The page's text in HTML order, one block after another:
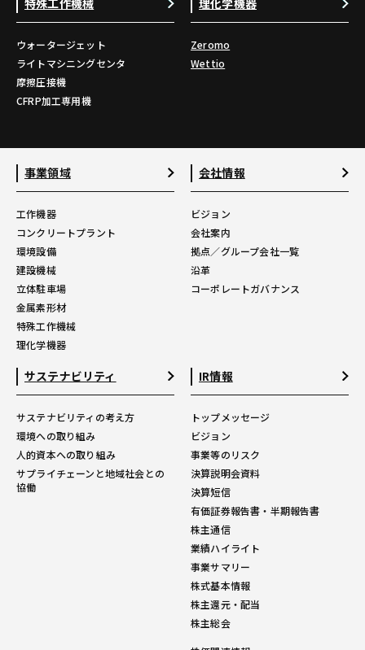
ウォータージェット
ライトマシニングセンタ
摩擦圧接機
CFRP加工専用機
Zeromo
Wettio
事業領域
工作機器
コンクリートプラント
環境設備
建設機械
立体駐車場
金属素形材
特殊工作機械
理化学機器
会社情報
ビジョン
会社案内
拠点／グループ会社一覧
沿革
コーポレートガバナンス
サステナビリティ
サステナビリティの考え方
環境への取り組み
人的資本への取り組み
サプライチェーンと地域社会との
協働
IR情報
トップメッセージ
ビジョン
事業等のリスク
決算説明会資料
決算短信
有価証券報告書・半期報告書
株主通信
業績ハイライト
事業サマリー
株式基本情報
株主還元・配当
株主総会